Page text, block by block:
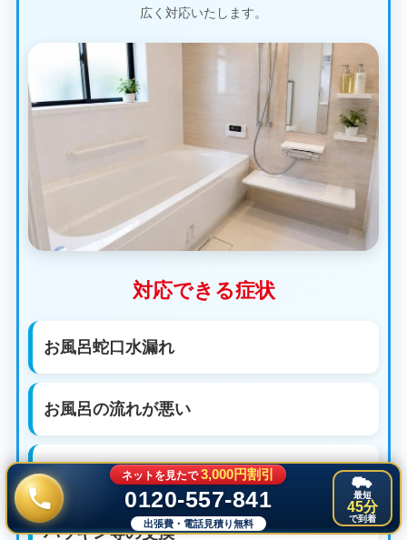
広く対応いたします。
対応できる症状
お風呂蛇口水漏れ
お風呂の流れが悪い
排水管つまり
パッキン等の交換
ネットを見たで3,000円割引
0120-557-841
出張費・電話見積り無料
最短
45分
で到着